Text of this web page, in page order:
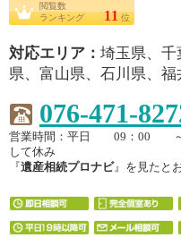
閲覧数
ランキング
11 位
対応エリア： 埼玉県、千
県、富山県、石川県、
076-471-
営業時間：平日 09：
して休み
『 遺産相続プロナビ』を見たと